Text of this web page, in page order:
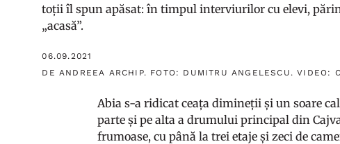
toții îl spun apăsat: în timpul interviurilor cu elevi,
„acasă”.
06.09.2021
DE ANDREEA ARCHIP. FOTO: DUMITRU ANGELESCU. VIDEO:
Abia s-a ridicat ceața dimineții și un soare
parte și pe alta a drumului principal din
frumoase, cu până la trei etaje și zeci de